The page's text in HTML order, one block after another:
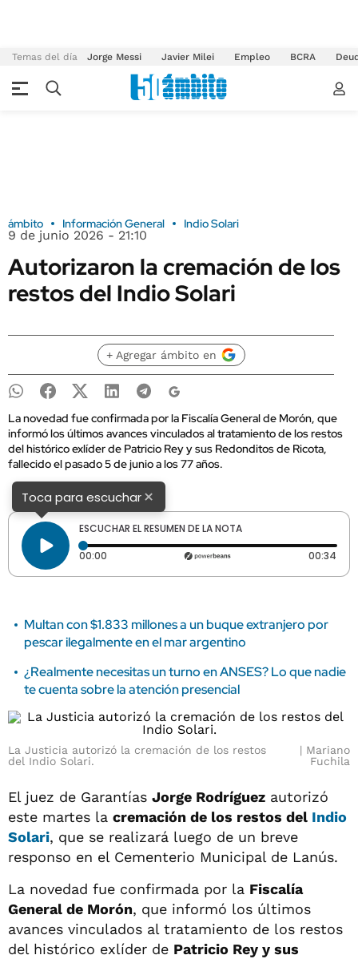
Temas del día Jorge Messi Javier Milei Empleo BCRA
ámbito Información General Indio Solari
9 de junio 2026 - 21:10
Autorizaron la cremación de los
restos del Indio Solari
+ Agregar ámbito en
La novedad fue confirmada por la Fiscalía General de Morón, que
informó los últimos avances vinculados al tratamiento de los restos
del histórico exlíder de Patricio Rey y sus Redonditos de Ricota,
fallecido el pasado 5 de junio a los 77 años.
Toca para escuchar×
ESCUCHAR EL RESUMEN DE LA NOTA
00:00 Tiempo transcurrido: 0 segundos 00:34
Multan con $1.833 millones a un buque extranjero por
pescar ilegalmente en el mar argentino
¿Realmente necesitas un turno en ANSES? Lo que nadie
te cuenta sobre la atención presencial
La Justicia autorizó la cremación de los restos
del Indio Solari.
Mariano
Fuchila
El juez de Garantías Jorge Rodríguez autorizó
este martes la cremación de los restos del Indio
Solari, que se realizará luego de un breve
responso en el Cementerio Municipal de Lanús.
La novedad fue confirmada por la Fiscalía
General de Morón, que informó los últimos
avances vinculados al tratamiento de los restos
del histórico exlíder de Patricio Rey y sus